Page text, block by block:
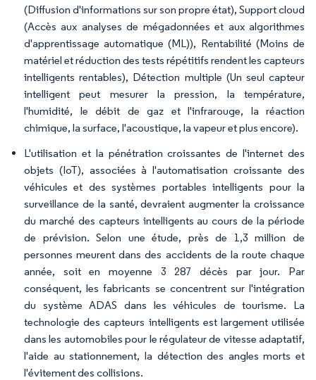
(Diffusion d'informations sur son propre état), Support cloud
(Accès aux analyses de mégadonnées et aux algorithmes
d'apprentissage automatique (ML)), Rentabilité (Moins de
matériel et réduction des tests répétitifs rendent les capteurs
intelligents rentables), Détection multiple (Un seul capteur
intelligent peut mesurer la pression, la température,
l'humidité, le débit de gaz et l'infrarouge, la réaction
chimique, la surface, l'acoustique, la vapeur et plus encore).
L'utilisation et la pénétration croissantes de l'internet des
objets (IoT), associées à l'automatisation croissante des
véhicules et des systèmes portables intelligents pour la
surveillance de la santé, devraient augmenter la croissance
du marché des capteurs intelligents au cours de la période
de prévision. Selon une étude, près de 1,3 million de
personnes meurent dans des accidents de la route chaque
année, soit en moyenne 3 287 décès par jour. Par
conséquent, les fabricants se concentrent sur l'intégration
du système ADAS dans les véhicules de tourisme. La
technologie des capteurs intelligents est largement utilisée
dans les automobiles pour le régulateur de vitesse adaptatif,
l'aide au stationnement, la détection des angles morts et
l'évitement des collisions.